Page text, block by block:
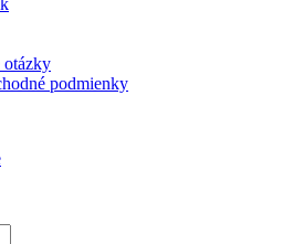
otázky
podmienky